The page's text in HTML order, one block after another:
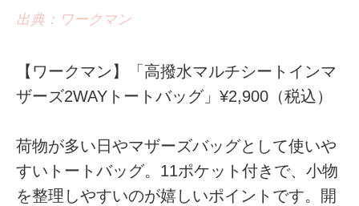
出典：ワークマン
【ワークマン】「高撥水マルチシートインマ
ザーズ2WAYトートバッグ」¥2,900（税込）
荷物が多い日やマザーズバッグとして使いや
すいトートバッグ。11ポケット付きで、小物
を整理しやすいのが嬉しいポイントです。開